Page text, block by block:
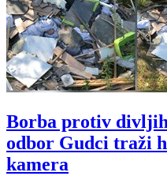
Borba protiv
odbor Gudci traži
kamera